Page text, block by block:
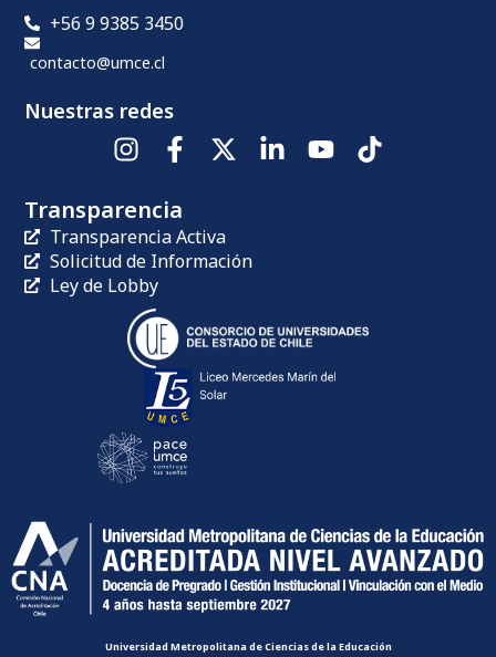
+56 9 9385 3450
contacto@umce.cl
Nuestras redes
Transparencia
Transparencia Activa
Solicitud de Información
Ley de Lobby
Universidad Metropolitana de Ciencias de la Educación